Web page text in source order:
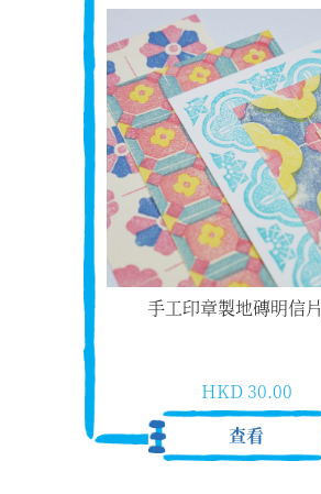
手工印章製地磚明信
HKD 30.00
查看